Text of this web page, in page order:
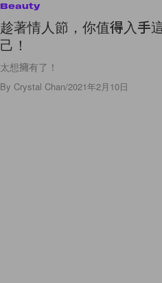
Beauty
趁著情人節，你值得入手
己！
太想擁有了！
By Crystal Chan/2021年2月10日